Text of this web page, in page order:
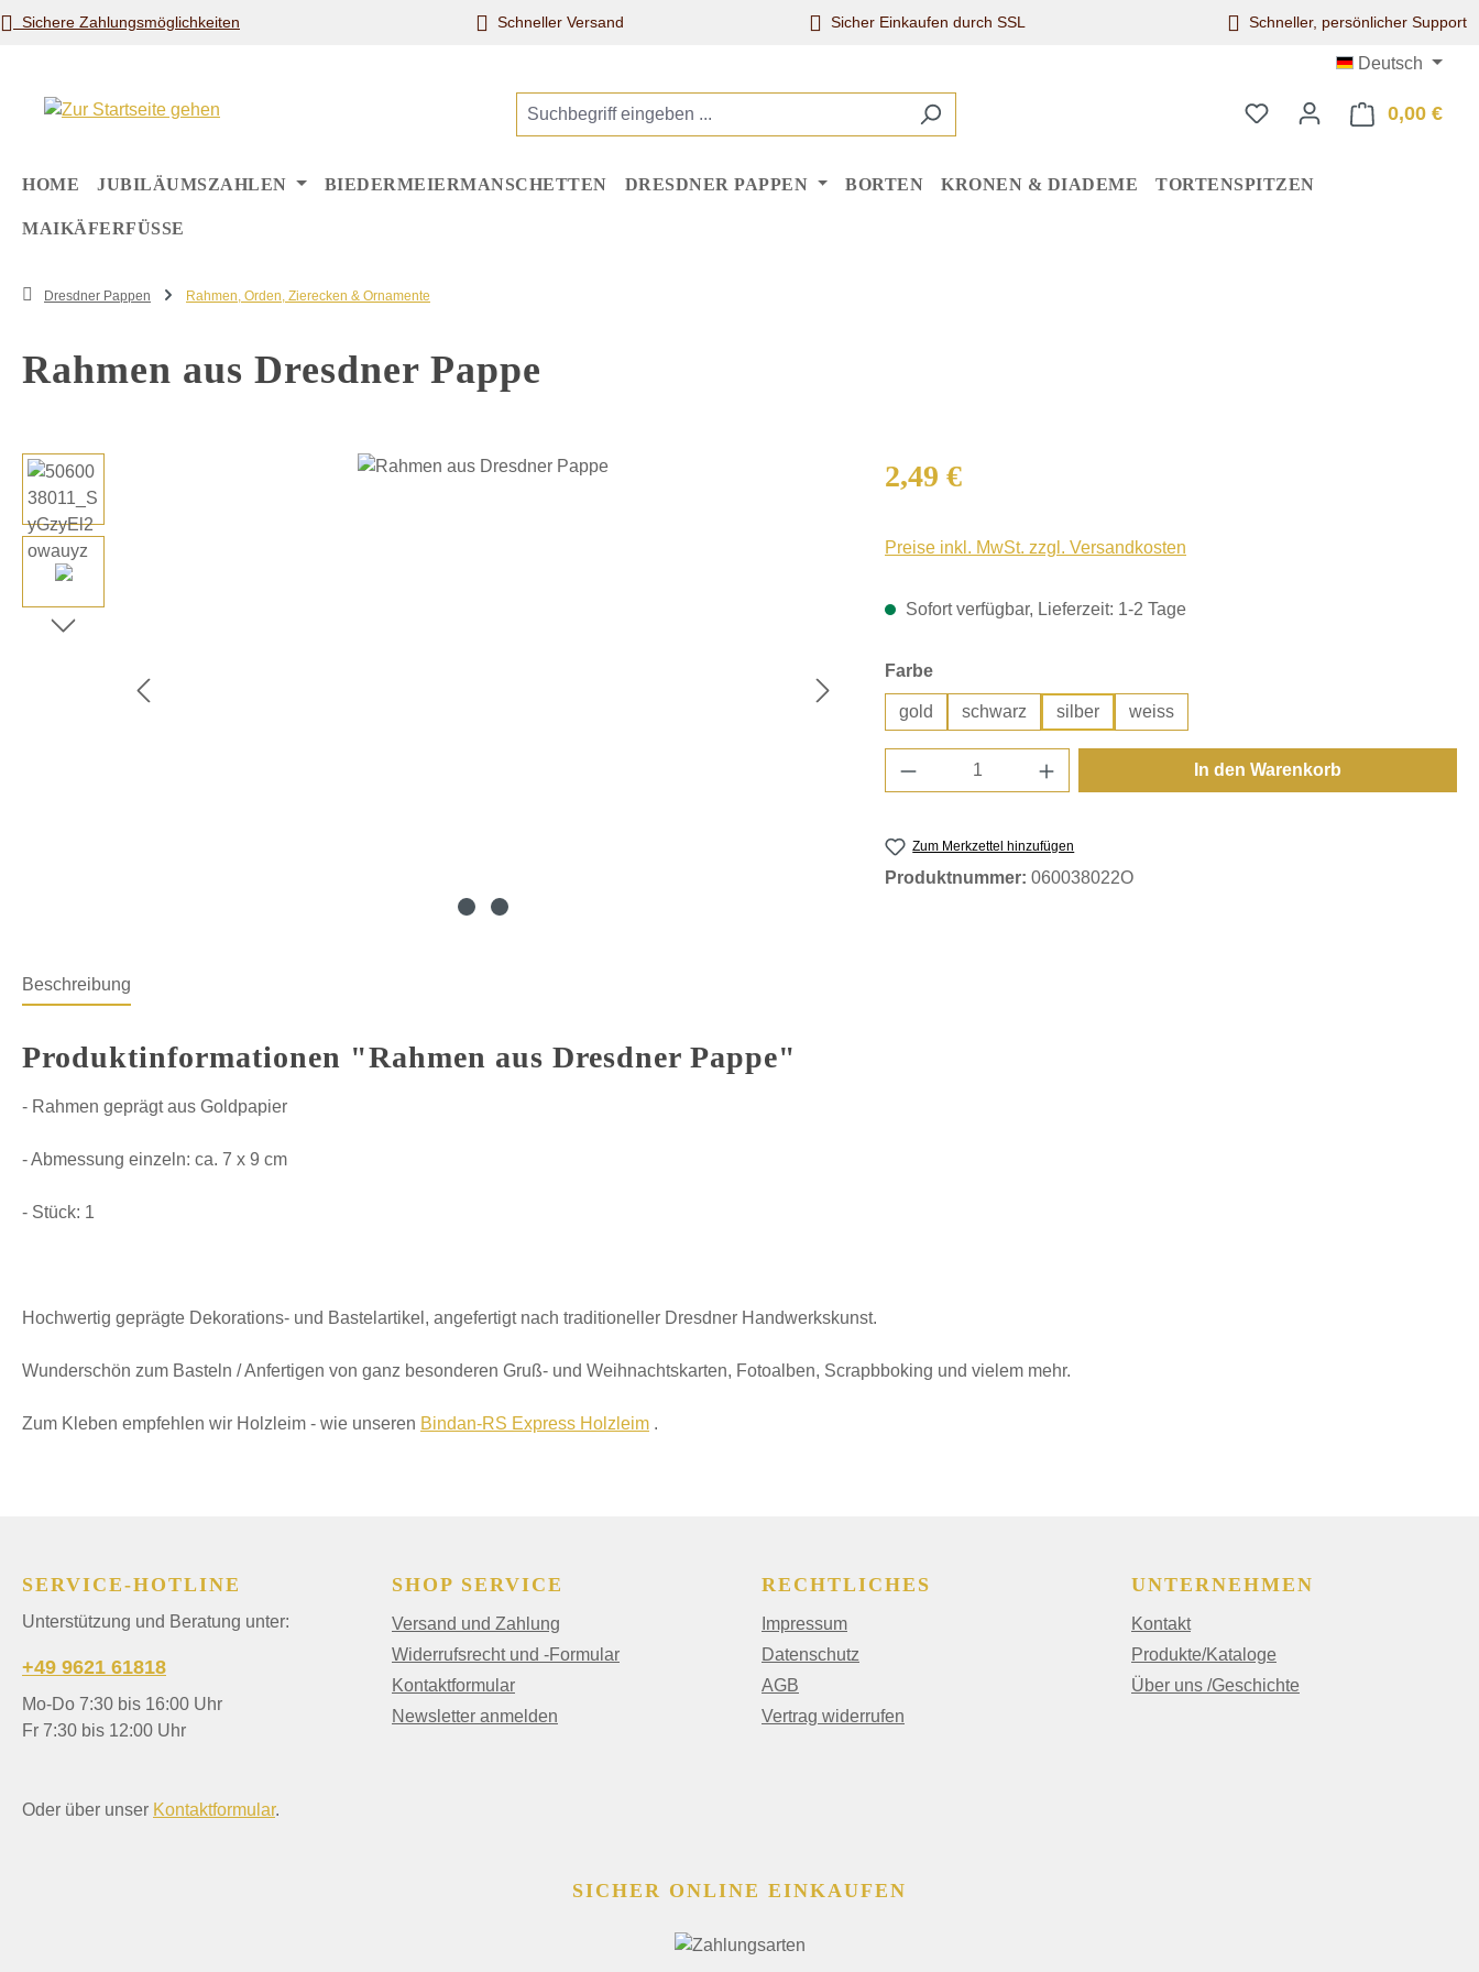
Hauptinhalt springen
Zur Suche springen
Zur Hauptnavigation springen
Sichere Zahlungsmöglichkeiten Schneller Versand Sicher Einkaufen durch SSL Schneller, persönlicher Support
Deutsch
0,00 €
HOME JUBILÄUMSZAHLEN BIEDERMEIERMANSCHETTEN DRESDNER PAPPEN BORTEN KRONEN & DIADEME TORTENSPITZEN
MAIKÄFERFÜSSE
Dresdner Pappen Rahmen, Orden, Zierecken & Ornamente
Rahmen aus Dresdner Pappe
Bildergalerie überspringen Regulärer Preis:
2,49 €
Preise inkl. MwSt. zzgl. Versandkosten
Sofort verfügbar, Lieferzeit: 1-2 Tage
Farbeauswählen
gold schwarz silber weiss
Produkt Anzahl: Gib den gewünschten Wert ein
In den Warenkorb
Zum Merkzettel hinzufügen
Produktnummer: 060038022O
Beschreibung
Produktinformationen "Rahmen aus Dresdner Pappe"
- Rahmen geprägt aus Goldpapier
- Abmessung einzeln: ca. 7 x 9 cm
- Stück: 1
Hochwertig geprägte Dekorations- und Bastelartikel, angefertigt nach traditioneller Dresdner Handwerkskunst.
Wunderschön zum Basteln / Anfertigen von ganz besonderen Gruß- und Weihnachtskarten, Fotoalben, Scrapbboking und vielem mehr.
Zum Kleben empfehlen wir Holzleim - wie unseren Bindan-RS Express Holzleim .
SERVICE-HOTLINE
Unterstützung und Beratung unter:
+49 9621 61818
Mo-Do 7:30 bis 16:00 Uhr
Fr 7:30 bis 12:00 Uhr
Oder über unser Kontaktformular.
SHOP SERVICE
Versand und Zahlung
Widerrufsrecht und -Formular
Kontaktformular
Newsletter anmelden
RECHTLICHES
Impressum
Datenschutz
AGB
Vertrag widerrufen
UNTERNEHMEN
Kontakt
Produkte/Kataloge
Über uns /Geschichte
SICHER ONLINE EINKAUFEN